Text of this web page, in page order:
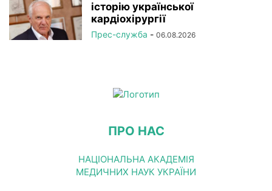
історію української
кардіохірургії
Прес-служба - 06.08.2026
ПРО НАС
НАЦІОНАЛЬНА АКАДЕМІЯ
МЕДИЧНИХ НАУК УКРАЇНИ